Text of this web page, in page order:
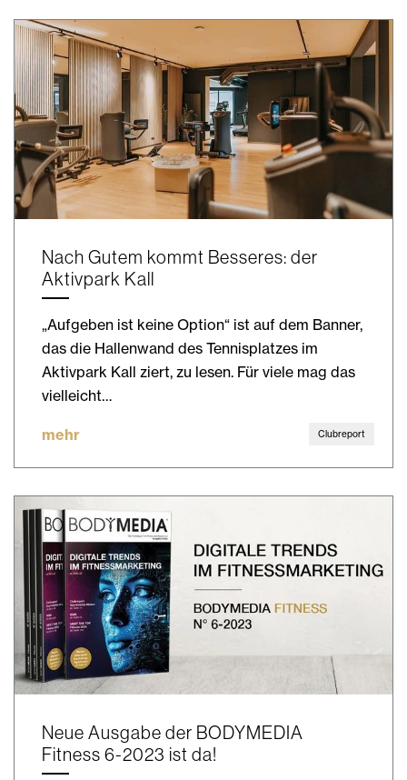
Nach Gutem kommt Besseres: der
Aktivpark Kall
„Aufgeben ist keine Option“ ist auf dem Banner,
das die Hallenwand des Tennisplatzes im
Aktivpark Kall ziert, zu lesen. Für viele mag das
vielleicht…
mehr Clubreport
Neue Ausgabe der BODYMEDIA
Fitness 6-2023 ist da!